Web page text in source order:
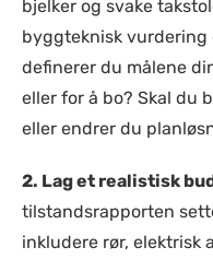
bjelker og svake
byggteknisk vurdering
definerer du målene
eller for å bo? Skal du
eller endrer du
2. Lag et realistisk
tilstandsrapporten
inkludere rør, elektrisk